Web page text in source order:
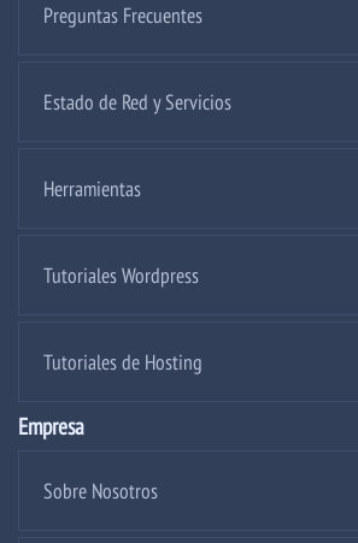
Preguntas Frecuentes
Estado de Red y Servicios
Herramientas
Tutoriales Wordpress
Tutoriales de Hosting
Empresa
Sobre Nosotros